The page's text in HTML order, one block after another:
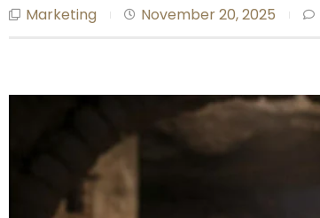
Marketing November 20, 2025